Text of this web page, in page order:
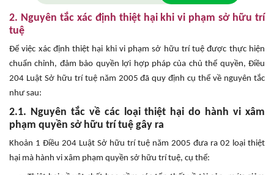
2. Nguyên tắc xác định thiệt hại khi vi phạm sở hữu trí
tuệ
Để việc xác định thiệt hại khi vi phạm sở hữu trí tuệ được thực hiện
chuẩn chỉnh, đảm bảo quyền lợi hợp pháp của chủ thể quyền, Điều
204 Luật Sở hữu trí tuệ năm 2005 đã quy định cụ thể về nguyên tắc
như sau:
2.1. Nguyên tắc về các loại thiệt hại do hành vi xâm
phạm quyền sở hữu trí tuệ gây ra
Khoản 1 Điều 204 Luật Sở hữu trí tuệ năm 2005 đưa ra 02 loại thiệt
hại mà hành vi xâm phạm quyền sở hữu trí tuệ, cụ thể: